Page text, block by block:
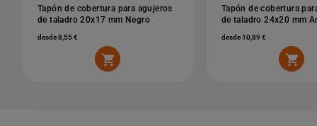
Tapón de cobertura para agujeros
de taladro 20x17 mm Negro
desde 8,55 €

Tapón de cobertura
de taladro 24x20 mm
desde 10,89 €
